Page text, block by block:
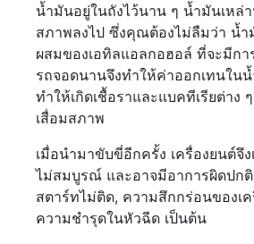
น้ำมันอยู่ในถังไว้นาน ๆ น้ำมันเหล่
สภาพลงไป ซึ่งคุณต้องไม่ลืมว่า น้
ผสมของเอทิลแอลกอฮอล์ ที่จะมีกา
รถจอดนานจึงทำให้ค่าออกเทนใน
ทำให้เกิดเชื้อราและแบคทีเรียต่าง
เสื่อมสภาพ
เมื่อนำมาขับขี่อีกครั้ง เครื่องยนต์จึง
ไม่สมบูรณ์ และอาจมีอาการผิดปก
สตาร์ทไม่ติด, ความสึกกร่อนของเ
ความชำรุดในหัวฉีด เป็นต้น